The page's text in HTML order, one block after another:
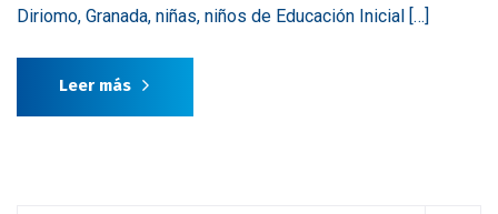
Diriomo, Granada, niñas, niños de Educación Inicial […]
Leer más